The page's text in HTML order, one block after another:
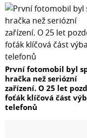
První fotomobil byl
hračka než seriózní
zařízení. O 25 let
foťák klíčová část
telefonů